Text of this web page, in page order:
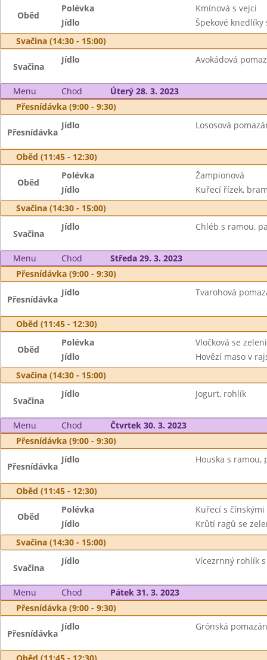
Oběd
Polévka
Kmínová s vejci
Jídlo
Špekové
Svačina (14:30 - 15:00)
Svačina
Jídlo Avokádová
Menu Chod
Úterý 28. 3. 2023
Přesnídávka (9:00 - 9:30)
Přesnídávka
Jídlo Lososová
Oběd (11:45 - 12:30)
Oběd
Polévka
Žampionová
Jídlo
Kuřecí řízek,
Svačina (14:30 - 15:00)
Svačina
Jídlo Chléb s ramou,
Menu Chod
Středa 29. 3. 2023
Přesnídávka (9:00 - 9:30)
Přesnídávka
Jídlo Tvarohová
Oběd (11:45 - 12:30)
Oběd
Polévka
Vločková se
Jídlo
Hovězí maso v
Svačina (14:30 - 15:00)
Svačina
Jídlo Jogurt, rohlík
Menu Chod
Čtvrtek 30. 3. 2023
Přesnídávka (9:00 - 9:30)
Přesnídávka
Jídlo Houska s ramou,
Oběd (11:45 - 12:30)
Oběd
Polévka
Kuřecí s
Jídlo
Krůtí ragů se
Svačina (14:30 - 15:00)
Svačina
Jídlo Vícezrnný rohlík
Menu Chod
Pátek 31. 3. 2023
Přesnídávka (9:00 - 9:30)
Přesnídávka
Jídlo Grónská